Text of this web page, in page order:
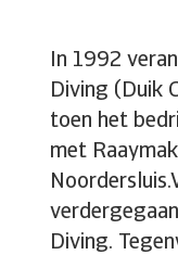
In 1992
Diving (Duik
toen het
met
Diving.